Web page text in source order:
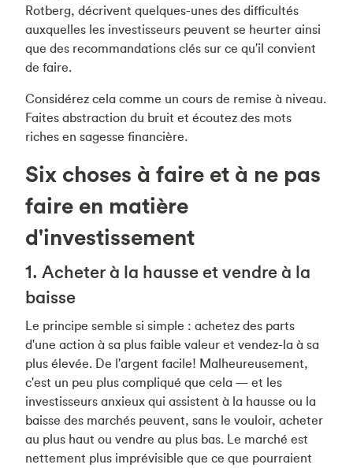
Rotberg, décrivent quelques-unes des difficultés
auxquelles les investisseurs peuvent se heurter ainsi
que des recommandations clés sur ce qu'il convient
de faire.
Considérez cela comme un cours de remise à niveau.
Faites abstraction du bruit et écoutez des mots
riches en sagesse financière.
Six choses à faire et à ne pas
faire en matière
d'investissement
1. Acheter à la hausse et vendre à la
baisse
Le principe semble si simple : achetez des parts
d'une action à sa plus faible valeur et vendez-la à sa
plus élevée. De l'argent facile! Malheureusement,
c'est un peu plus compliqué que cela — et les
investisseurs anxieux qui assistent à la hausse ou la
baisse des marchés peuvent, sans le vouloir, acheter
au plus haut ou vendre au plus bas. Le marché est
nettement plus imprévisible que ce que pourraient